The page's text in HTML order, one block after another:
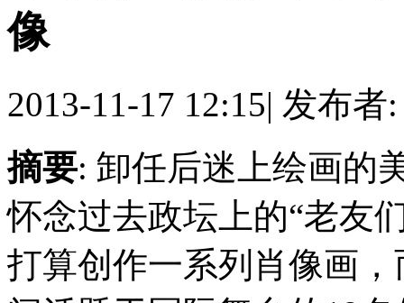
像
2013-11-17 12:15| 发布者
摘要: 卸任后迷上绘画的
怀念过去政坛上的“老友
打算创作一系列肖像画